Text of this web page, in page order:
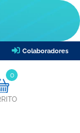
Colaboradores
0